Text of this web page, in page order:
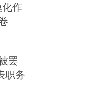
化作
罢
职务